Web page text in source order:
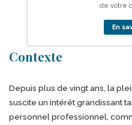
de votre
En
Corps
Contexte
Depuis plus de vingt ans, la
suscite un intérêt grandissant
personnel professionnel,